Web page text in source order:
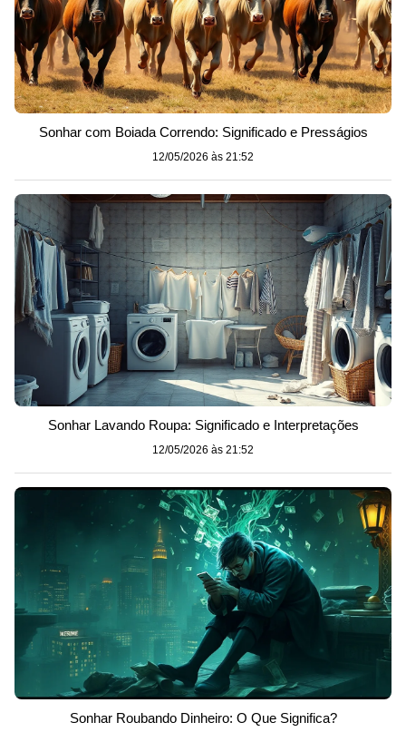
Sonhar com Boiada Correndo: Significado e Presságios
12/05/2026 às 21:52
Sonhar Lavando Roupa: Significado e Interpretações
12/05/2026 às 21:52
Sonhar Roubando Dinheiro: O Que Significa?